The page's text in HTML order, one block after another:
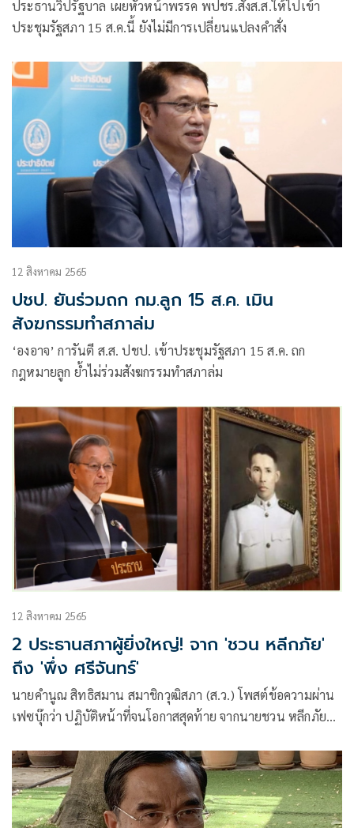
ประธานวิปรัฐบาล เผยหัวหน้าพรรค พปชร.สั่งส.ส.ให้ไปเข้า
ประชุมรัฐสภา 15 ส.ค.นี้ ยังไม่มีการเปลี่ยนแปลงคำสั่ง
12 สิงหาคม 2565
ปชป. ยันร่วมถก กม.ลูก 15 ส.ค. เมิน
สังฆกรรมทำสภาล่ม
‘องอาจ’ การันตี ส.ส. ปชป. เข้าประชุมรัฐสภา 15 ส.ค. ถก
กฎหมายลูก ย้ำไม่ร่วมสังฆกรรมทำสภาล่ม
12 สิงหาคม 2565
2 ประธานสภาผู้ยิ่งใหญ่! จาก 'ชวน หลีกภัย'
ถึง 'พึ่ง ศรีจันทร์'
นายคำนูณ สิทธิสมาน สมาชิกวุฒิสภา (ส.ว.) โพสต์ข้อความผ่าน
เฟซบุ๊กว่า ปฏิบัติหน้าที่จนโอกาสสุดท้าย จากนายชวน หลีกภัยถึง